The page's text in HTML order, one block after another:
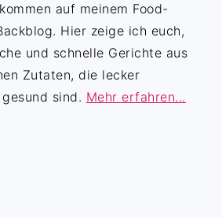
auf meinem Food-
Hier zeige ich euch,
und schnelle Gerichte aus
Zutaten, die lecker
sind. Mehr erfahren...